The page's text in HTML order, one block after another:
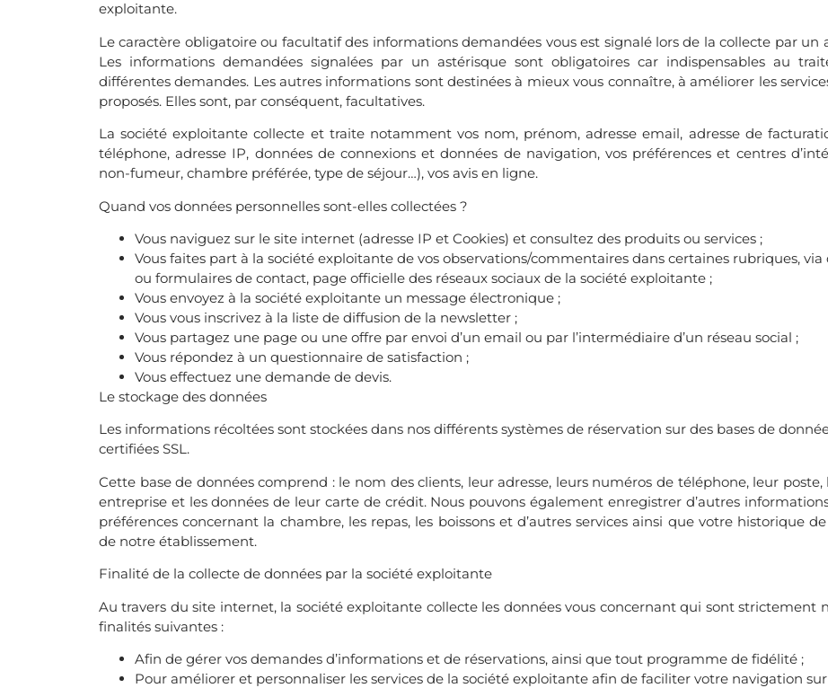
exploitante.
Le caractère obligatoire ou facultatif des informations demandées vous est signalé lors de la collecte par un
Les informations demandées signalées par un astérisque sont obligatoires car indispensables au
différentes demandes. Les autres informations sont destinées à mieux vous connaître, à améliorer les
proposés. Elles sont, par conséquent, facultatives.
La société exploitante collecte et traite notamment vos nom, prénom, adresse email, adresse de
téléphone, adresse IP, données de connexions et données de navigation, vos préférences et centres
non-fumeur, chambre préférée, type de séjour…), vos avis en ligne.
Quand vos données personnelles sont-elles collectées ?
Vous naviguez sur le site internet (adresse IP et Cookies) et consultez des produits ou services ;
Vous faites part à la société exploitante de vos observations/commentaires dans certaines rubriques,
ou formulaires de contact, page officielle des réseaux sociaux de la société exploitante ;
Vous envoyez à la société exploitante un message électronique ;
Vous vous inscrivez à la liste de diffusion de la newsletter ;
Vous partagez une page ou une offre par envoi d’un email ou par l’intermédiaire d’un réseau social ;
Vous répondez à un questionnaire de satisfaction ;
Vous effectuez une demande de devis.
Le stockage des données
Les informations récoltées sont stockées dans nos différents systèmes de réservation sur des bases de
certifiées SSL.
Cette base de données comprend : le nom des clients, leur adresse, leurs numéros de téléphone, leur
entreprise et les données de leur carte de crédit. Nous pouvons également enregistrer d’autres
préférences concernant la chambre, les repas, les boissons et d’autres services ainsi que votre historique
de notre établissement.
Finalité de la collecte de données par la société exploitante
Au travers du site internet, la société exploitante collecte les données vous concernant qui sont strictement
finalités suivantes :
Afin de gérer vos demandes d’informations et de réservations, ainsi que tout programme de fidélité ;
Pour améliorer et personnaliser les services de la société exploitante afin de faciliter votre navigation